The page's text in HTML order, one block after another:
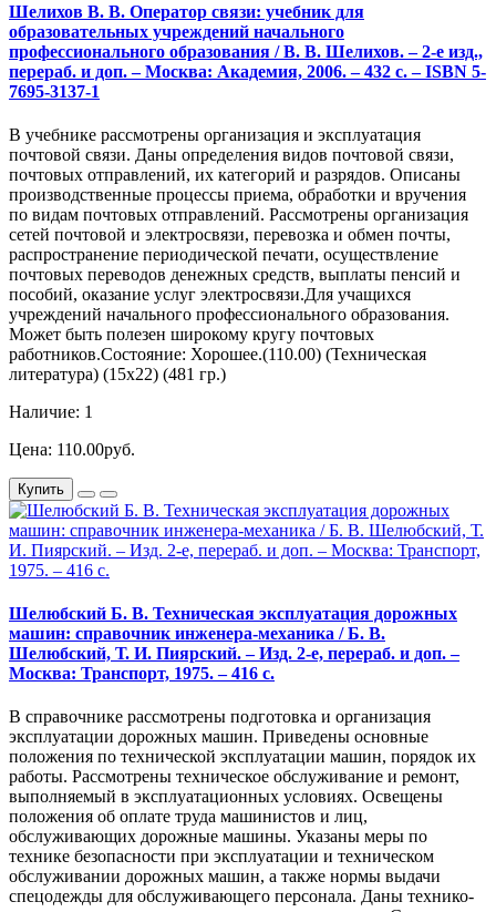
Шелихов В. В. Оператор связи: учебник для
образовательных учреждений начального
профессионального образования / В. В. Шелихов. – 2-е изд.,
перераб. и доп. – Москва: Академия, 2006. – 432 с. – ISBN 5-
7695-3137-1
В учебнике рассмотрены организация и эксплуатация
почтовой связи. Даны определения видов почтовой связи,
почтовых отправлений, их категорий и разрядов. Описаны
производственные процессы приема, обработки и вручения
по видам почтовых отправлений. Рассмотрены организация
сетей почтовой и электросвязи, перевозка и обмен почты,
распространение периодической печати, осуществление
почтовых переводов денежных средств, выплаты пенсий и
пособий, оказание услуг электросвязи.Для учащихся
учреждений начального профессионального образования.
Может быть полезен широкому кругу почтовых
работников.Состояние: Хорошее.(110.00) (Техническая
литература) (15х22) (481 гр.)
Наличие: 1
Цена: 110.00руб.
Купить
Шелюбский Б. В. Техническая эксплуатация дорожных
машин: справочник инженера-механика / Б. В.
Шелюбский, Т. И. Пиярский. – Изд. 2-е, перераб. и доп. –
Москва: Транспорт, 1975. – 416 с.
В справочнике рассмотрены подготовка и организация
эксплуатации дорожных машин. Приведены основные
положения по технической эксплуатации машин, порядок их
работы. Рассмотрены техническое обслуживание и ремонт,
выполняемый в эксплуатационных условиях. Освещены
положения об оплате труда машинистов и лиц,
обслуживающих дорожные машины. Указаны меры по
технике безопасности при эксплуатации и техническом
обслуживании дорожных машин, а также нормы выдачи
спецодежды для обслуживающего персонала. Даны технико-